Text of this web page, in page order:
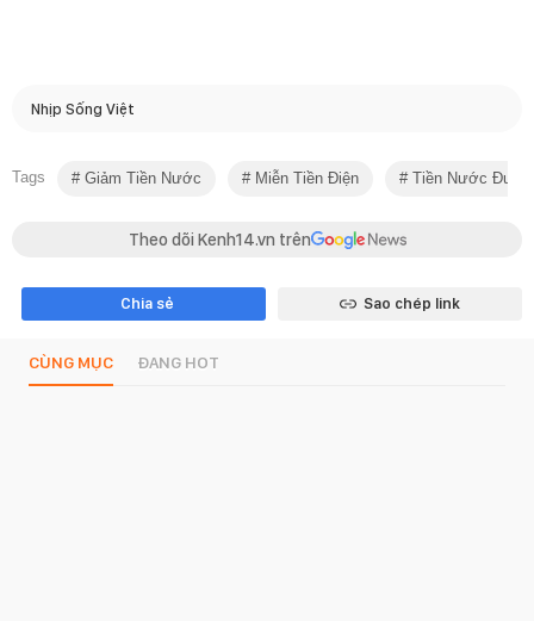
Nhịp Sống Việt
Tags Giảm Tiền Nước Miễn Tiền Điện Tiền Nước Được
Theo dõi Kenh14.vn trên
Chia sẻ Sao chép link
CÙNG MỤC ĐANG HOT